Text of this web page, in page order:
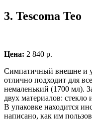
3. Tescoma Teo
Цена: 2 840 р.
Симпатичный внешне и
отлично подходит для
немаленький (1700 мл).
двух материалов: стекло
В упаковке находится
написано, как им